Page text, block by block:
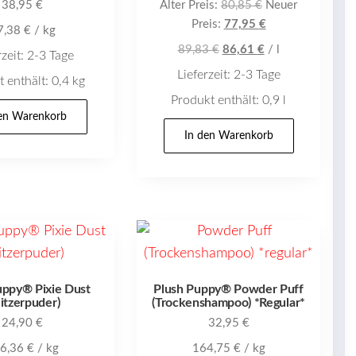
38,95€
€/ kg
2-3 Tage
enthält: 0,4 kg
Warenkorb
Alter Preis: 80,85€ Ursprünglicher
Preis
war:
Neuer
Preis: 77,95 €Aktueller
Preis
77,95 €.
89,83€ 86,61 €/
Lieferzeit: 2-3 Tage
Produkt enthält: 0,9
In den Warenkorb
Pixie Dust
24,90€
€ / kg
Plush Puppy® Powder Puff
(Trockenshampoo) *Regular*
32,95 €
164,75 €/ kg